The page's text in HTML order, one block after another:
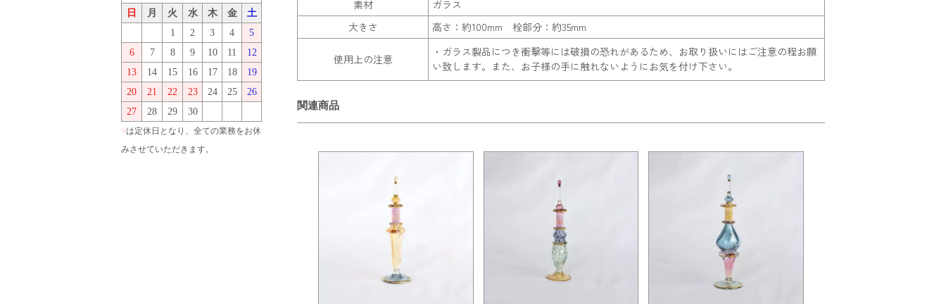
素材
ガラス
大きさ
高さ：約100mm 栓部分：約35mm
使用上の注意
・ガラス製品につき衝撃等には破損の恐れがあるため、お取り扱いにはご注意の程お願
い致します。また、お子様の手に触れないようにお気を付け下さい。
関連商品
日
月 火 水 木 金
土
1
2 3 4
5
6
7 8 9 10 11
12
13
14 15 16 17 18
19
20
21 22 23 24 25
26
27
28 29 30
は定休日となり、全ての業務をお休
みさせていただきます。